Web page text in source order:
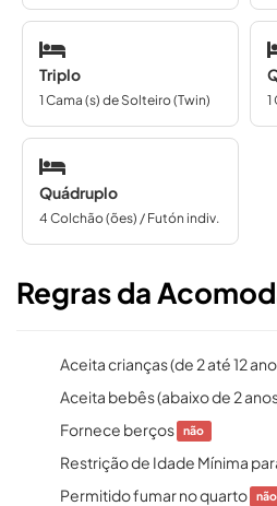
Triplo
1 Cama (s) de Solteiro (Twin) 1
Quádruplo
4 Colchão (ões) / Futón indiv.
Regras da
Aceita crianças (de 2 até 12
Aceita bebês (abaixo de 2
Fornece berços não
Restrição de Idade Mínima
Permitido fumar no quarto não